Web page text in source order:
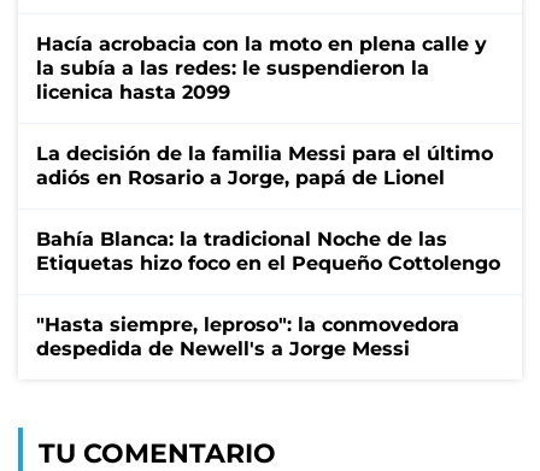
Hacía acrobacia con la moto en plena calle y
la subía a las redes: le suspendieron la
licenica hasta 2099
La decisión de la familia Messi para el último
adiós en Rosario a Jorge, papá de Lionel
Bahía Blanca: la tradicional Noche de las
Etiquetas hizo foco en el Pequeño Cottolengo
"Hasta siempre, leproso": la conmovedora
despedida de Newell's a Jorge Messi
TU COMENTARIO